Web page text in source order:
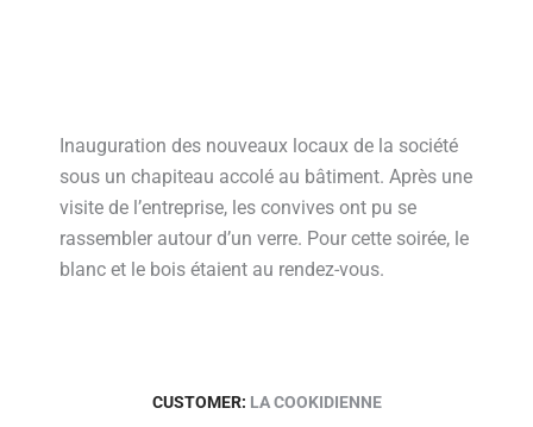
Inauguration des nouveaux locaux de la société
sous un chapiteau accolé au bâtiment. Après une
visite de l’entreprise, les convives ont pu se
rassembler autour d’un verre. Pour cette soirée, le
blanc et le bois étaient au rendez-vous.
CUSTOMER: LA COOKIDIENNE